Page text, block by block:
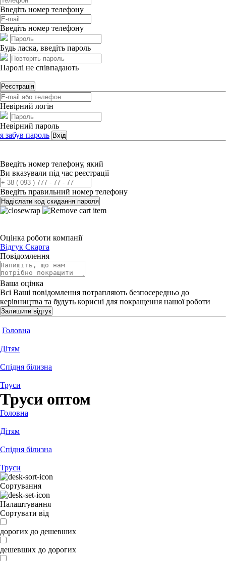
Введіть номер телефону
Введіть номер телефону
Будь ласка, введіть пароль
Паролі не співпадають
Реєстрація
Невірний логін
Невірний пароль
я забув пароль Вхід
Введіть номер телефону, який
Ви вказували під час реєстрації
Введіть правильний номер телефону
Надіслати код скидання пароля
Оцінка роботи компанії
Відгук Скарга
Повідомлення
Ваша оцінка
Всі Ваші повідомлення потрапляють безпосередньо до
керівництва та будуть корисні для покращення нашої роботи
Залишити відгук
Головна
Дітям
Спідня білизна
Труси
Труси оптом
Головна
Дітям
Спідня білизна
Труси
Сортування
Налаштування
Сортувати від
дорогих до дешевших
дешевших до дорогих